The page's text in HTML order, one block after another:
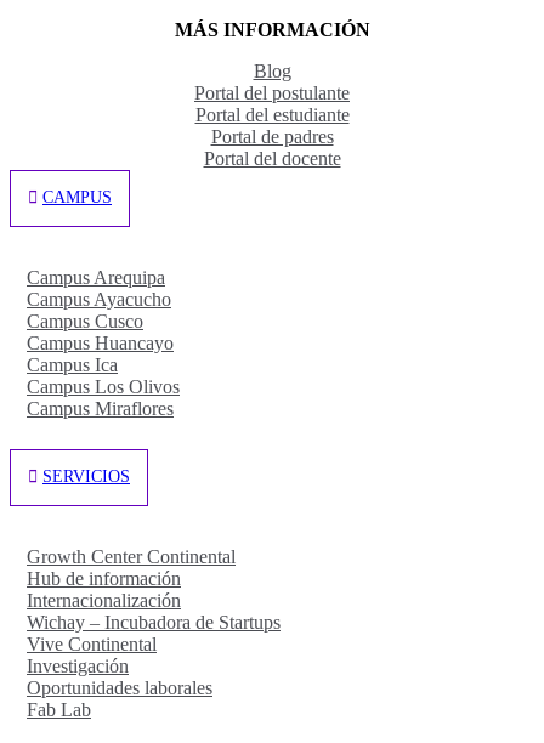
MÁS INFORMACIÓN
Blog
Portal del postulante
Portal del estudiante
Portal de padres
Portal del docente
CAMPUS
Campus Arequipa
Campus Ayacucho
Campus Cusco
Campus Huancayo
Campus Ica
Campus Los Olivos
Campus Miraflores
SERVICIOS
Growth Center Continental
Hub de información
Internacionalización
Wichay – Incubadora de Startups
Vive Continental
Investigación
Oportunidades laborales
Fab Lab